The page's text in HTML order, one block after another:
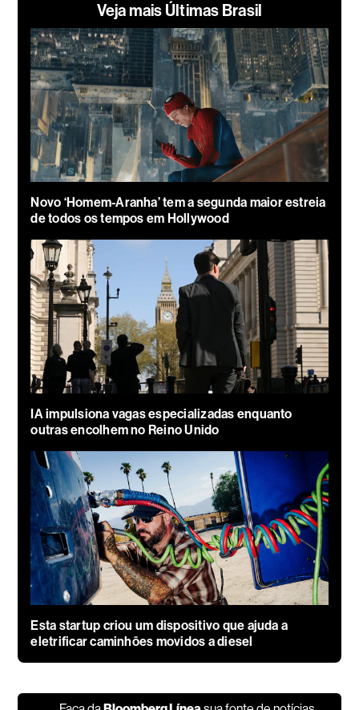
Veja mais Últimas Brasil
Novo ‘Homem-Aranha’ tem a segunda maior estreia
de todos os tempos em Hollywood
IA impulsiona vagas especializadas enquanto
outras encolhem no Reino Unido
Esta startup criou um dispositivo que ajuda a
eletrificar caminhões movidos a diesel